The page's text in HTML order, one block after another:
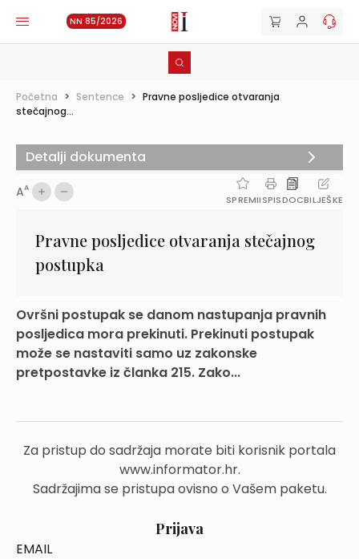
NN 85/2026
Početna > Sentence > Pravne posljedice otvaranja
stečajnog...
AA
SPREMIISPISDOCBILJEŠKE
Pravne posljedice otvaranja stečajnog
postupka
Ovršni postupak se danom nastupanja pravnih
posljedica mora prekinuti. Prekinuti postupak
može se nastaviti samo uz zakonske
pretpostavke iz članka 215. Zako...
Za pristup do sadržaja morate biti korisnik portala
www.informator.hr.
Sadržajima se pristupa ovisno o Vašem paketu.
Prijava
EMAIL
Detalji dokumenta